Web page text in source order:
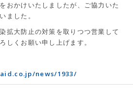
おかけいたしましたが、ご協力いた
ました。
拡大防止の対策を取りつつ営業して
しくお願い申し上げます。
news/1933/